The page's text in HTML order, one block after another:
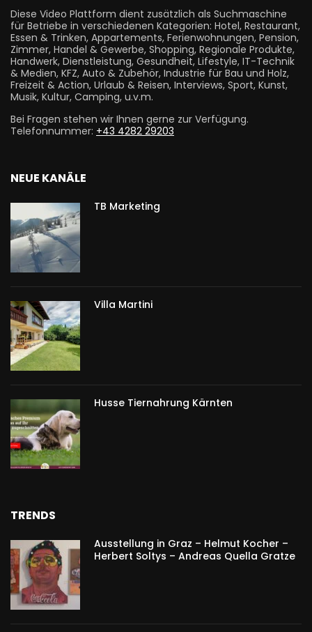
Diese Video Plattform dient zusätzlich als Suchmaschine
für Betriebe in verschiedenen Kategorien: Hotel, Restaurant,
Essen & Trinken, Appartements, Ferienwohnungen, Pension,
Zimmer, Handel & Gewerbe, Shopping, Regionale Produkte,
Handwerk, Dienstleistung, Gesundheit, Lifestyle, IT-Technik
& Medien, KFZ, Auto & Zubehör, Industrie für Bau und Holz,
Freizeit & Action, Urlaub & Reisen, Interviews, Sport, Kunst,
Musik, Kultur, Camping, u.v.m.
Bei Fragen stehen wir Ihnen gerne zur Verfügung.
Telefonnummer: +43 4282 29203
NEUE KANÄLE
TB Marketing
Villa Martini
Husse Tiernahrung Kärnten
TRENDS
Ausstellung in Graz – Helmut Kocher –
Herbert Soltys – Andreas Quella Gratze